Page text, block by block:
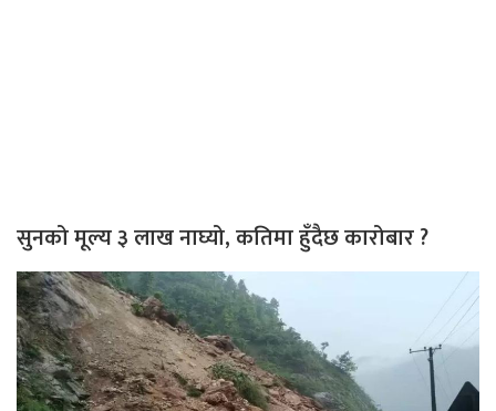
सुनको मूल्य ३ लाख नाघ्यो, कतिमा हुँदैछ कारोबार ?